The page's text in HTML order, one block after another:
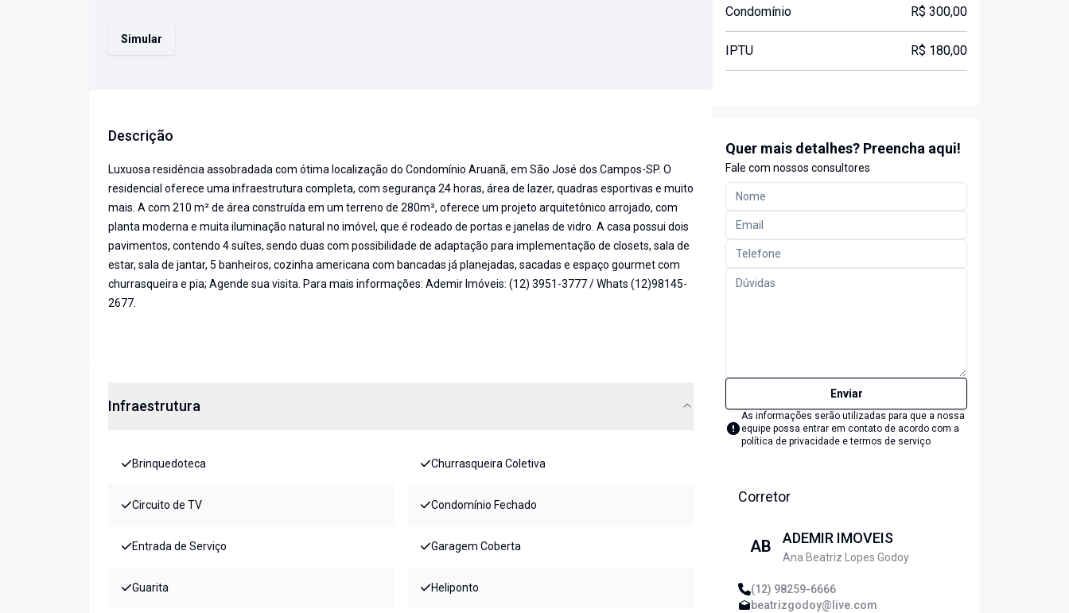
Simular
Descrição
Luxuosa residência assobradada com ótima localização do Condomínio Aruanã, em São José dos Campos-SP. O
residencial oferece uma infraestrutura completa, com segurança 24 horas, área de lazer, quadras esportivas e muito
mais. A com 210 m² de área construída em um terreno de 280m², oferece um projeto arquitetônico arrojado, com
planta moderna e muita iluminação natural no imóvel, que é rodeado de portas e janelas de vidro. A casa possui dois
pavimentos, contendo 4 suítes, sendo duas com possibilidade de adaptação para implementação de closets, sala de
estar, sala de jantar, 5 banheiros, cozinha americana com bancadas já planejadas, sacadas e espaço gourmet com
churrasqueira e pia; Agende sua visita. Para mais informações: Ademir Imóveis: (12) 3951-3777 / Whats (12)98145-
2677.
Infraestrutura
Brinquedoteca Churrasqueira Coletiva
Circuito de TV Condomínio Fechado
Entrada de Serviço Garagem Coberta
Guarita Heliponto
Condomínio R$ 300,00
IPTU R$ 180,00
Quer mais detalhes? Preencha aqui!
Fale com nossos consultores
Enviar
As informações serão utilizadas para que a nossa
equipe possa entrar em contato de acordo com a
política de privacidade e termos de serviço
Corretor
AB ADEMIR IMOVEIS
Ana Beatriz Lopes Godoy
(12) 98259-6666
beatrizgodoy@live.com